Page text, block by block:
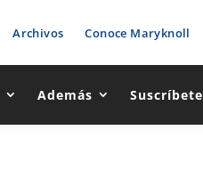
Archivos Conoce Maryknoll
Además Suscríbete